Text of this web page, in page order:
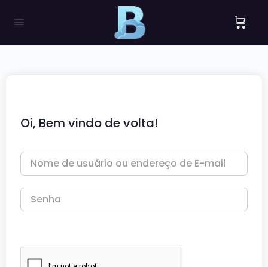
Oi, Bem vindo de volta!